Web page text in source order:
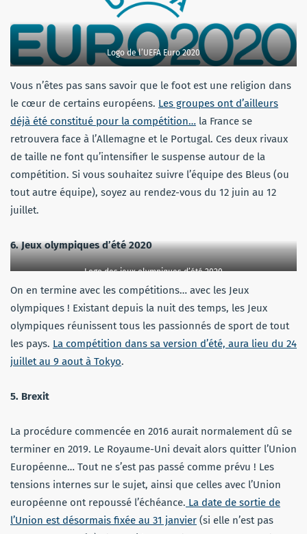
Logo de l’UEFA Euro 2020
Vous n’êtes pas sans savoir que le foot est une religion dans
le cœur de certains européens. Les groupes ont d’ailleurs
déjà été constitué pour la compétition… la France se
retrouvera face à l’Allemagne et le Portugal. Ces deux rivaux
de taille ne font qu’intensifier le suspense autour de la
compétition. Si vous souhaitez suivre l’équipe des Bleus (ou
tout autre équipe), soyez au rendez-vous du 12 juin au 12
juillet.
6. Jeux olympiques d’été 2020
Logo des jeux olympiques d’été 2020
On en termine avec les compétitions… avec les Jeux
olympiques ! Existant depuis la nuit des temps, les Jeux
olympiques réunissent tous les passionnés de sport de tout
les pays. La compétition dans sa version d’été, aura lieu du 24
juillet au 9 aout à Tokyo.
5. Brexit
La procédure commencée en 2016 aurait normalement dû se
terminer en 2019. Le Royaume-Uni devait alors quitter l’Union
Européenne… Tout ne s’est pas passé comme prévu ! Les
tensions internes sur le sujet, ainsi que celles avec l’Union
européenne ont repoussé l’échéance. La date de sortie de
l’Union est désormais fixée au 31 janvier (si elle n’est pas